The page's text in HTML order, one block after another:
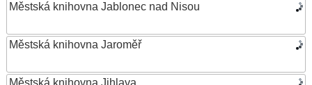
Městská knihovna Jablonec nad Nisou
Městská knihovna Jaroměř
Městská knihovna Jihlava